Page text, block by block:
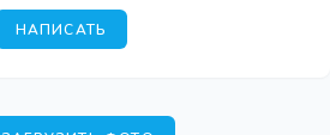
НАПИСАТЬ